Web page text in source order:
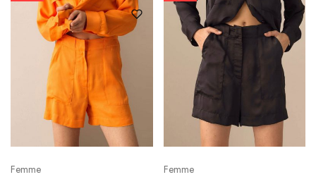
Femme Femme